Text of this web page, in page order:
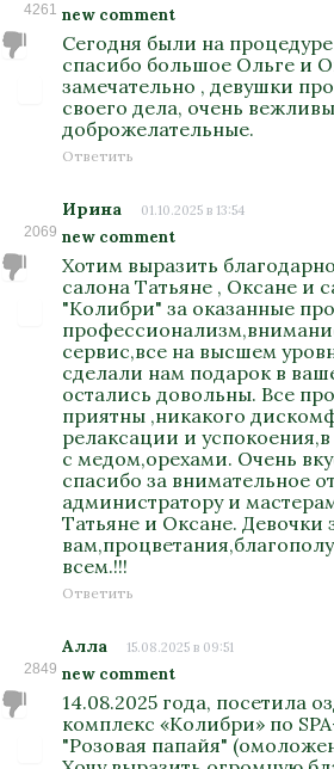
4261 new comment
Сегодня были на
спасибо большое Ольге и
замечательно , девушки
своего дела, очень
доброжелательные.
Ответить
2069
Ирина 01.10.2025 в 13:54
new comment
Хотим выразить
салона Татьяне , Оксане и
"Колибри" за оказанные
сервис,все на высшем
сделали нам подарок в
остались довольны. Все
приятны ,никакого
релаксации и
с медом,орехами. Очень
спасибо за внимательное
администратору и
Татьяне и Оксане. Девочки
всем.!!!
Ответить
2849
Алла 15.08.2025 в 09:51
new comment
14.08.2025 года, посетила
комплекс «Колибри» по
"Розовая папайя"